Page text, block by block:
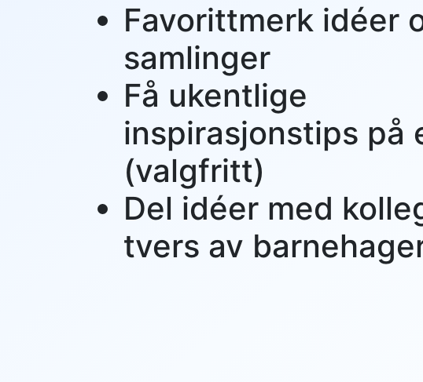
Favorittmerk idéer
samlinger
Få ukentlige
inspirasjonstips på
(valgfritt)
Del idéer med
tvers av